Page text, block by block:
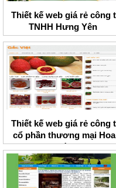
Thiết kế web giá rẻ công
TNHH Hưng Yên
Thiết kế web giá rẻ công
cổ phần thương mại Hoa
Kỳ